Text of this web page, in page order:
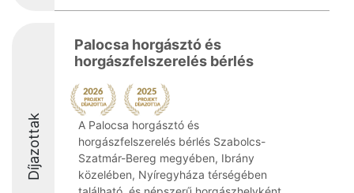
Díjazottak
Palocsa horgásztó és
horgászfelszerelés bérlés
A Palocsa horgásztó és
horgászfelszerelés bérlés Szabolcs-
Szatmár-Bereg megyében, Ibrány
közelében, Nyíregyháza térségében